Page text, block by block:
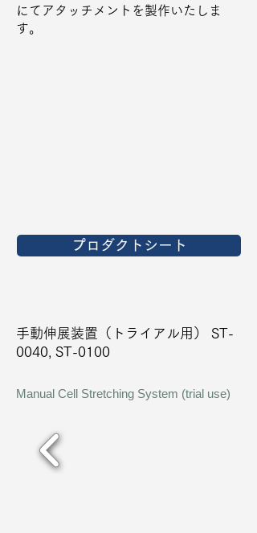
にてアタッチメントを製作いたしま
す。
プロダクトシート
手動伸展装置（トライアル用） ST-
0040, ST-0100
Manual Cell Stretching System (trial use)